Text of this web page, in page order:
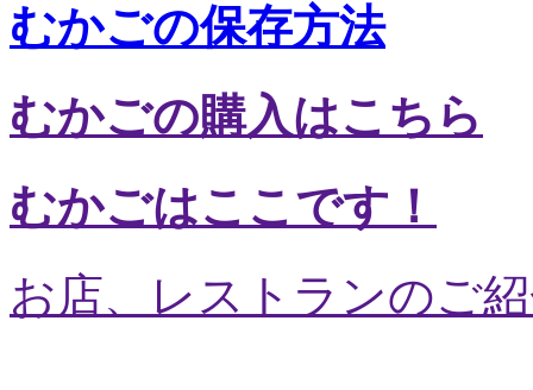
むかごの保存方法
むかごの購入はこちら
むかごはここです！
お店、レストランのご